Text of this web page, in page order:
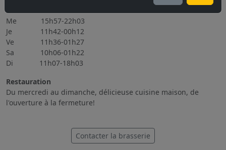
Ma 15h56-22h08
Me 15h57-22h03
Je 11h42-00h12
Ve 11h36-01h27
Sa 10h06-01h22
Di 11h07-18h03
Restauration
Du mercredi au dimanche, délicieuse cuisine maison, de
l'ouverture à la fermeture!
Contacter la brasserie